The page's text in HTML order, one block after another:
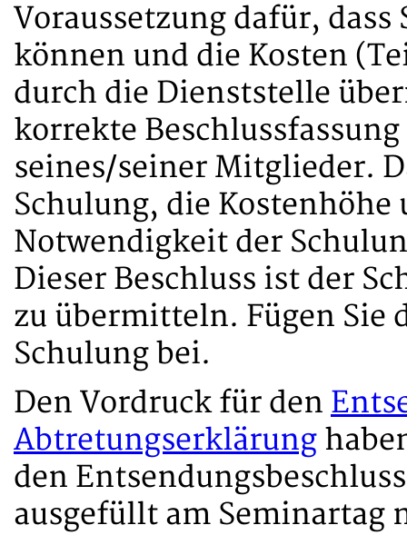
Voraussetzung dafür,
können und die Kosten
durch die Dienststelle
korrekte
seines/seiner Mitglieder.
Schulung, die
Notwendigkeit der
Dieser Beschluss ist der
zu übermitteln. Fügen Sie
Schulung bei.
Den Vordruck für den
Abtretungserklärung
den
ausgefüllt am Seminartag